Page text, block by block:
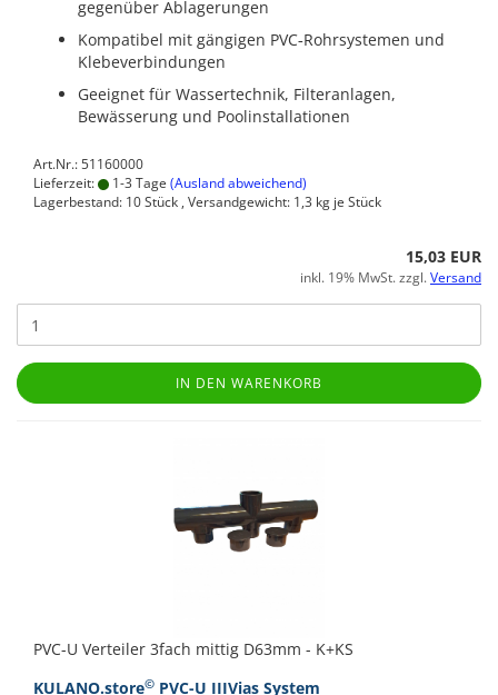
gegenüber Ablagerungen
Kompatibel mit gängigen PVC‑Rohrsystemen und
Klebeverbindungen
Geeignet für Wassertechnik, Filteranlagen,
Bewässerung und Poolinstallationen
Art.Nr.: 51160000
Lieferzeit:
1-3 Tage (Ausland abweichend)
Lagerbestand: 10 Stück , Versandgewicht: 1,3 kg je Stück
15,03 EUR
inkl. 19% MwSt. zzgl.Versand
IN DEN WARENKORB
PVC-U Verteiler 3fach mittig D63mm - K+KS
KULANO.store© PVC-U IIIVias System